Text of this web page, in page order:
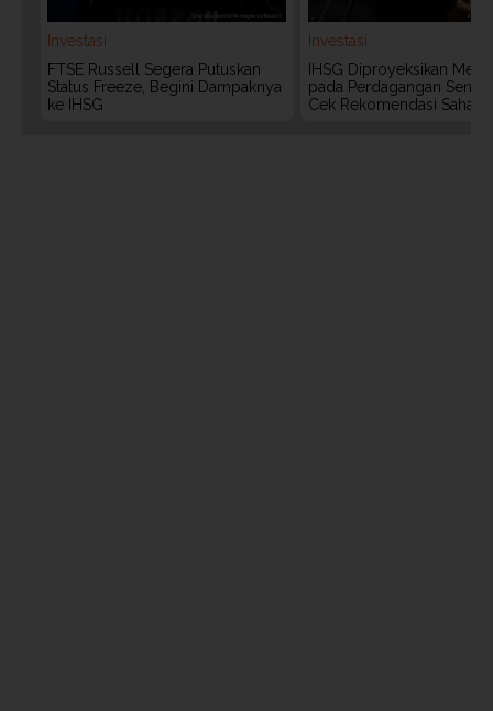
Investasi
FTSE Russell Segera Putuskan
Status Freeze, Begini Dampaknya
ke IHSG
Investasi
IHSG Diproyeksikan
pada Perdagangan Senin
Cek Rekomendasi